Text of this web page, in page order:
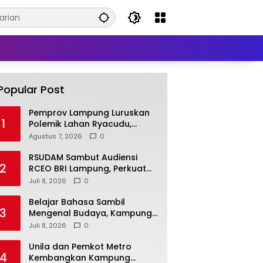
Post
1
Pemprov Lampung Luruskan
Polemik Lahan Ryacudu,
Tegaskan Tanah yang
Provinsi
Agustus 7, 2026 0
2
RSUDAM Sambut Audiensi
RCEO BRI Lampung, Perkuat
Kolaborasi untuk
SDM
Juli 8, 2026 0
3
Belajar Bahasa Sambil
Mengenal Budaya, Kampung
Prancis Metro Diminati
Juli 8, 2026 0
4
Unila dan Pemkot Metro
Kembangkan Kampung